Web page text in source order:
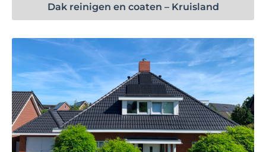
Dak reinigen en coaten – Kruisland
Bekijk project